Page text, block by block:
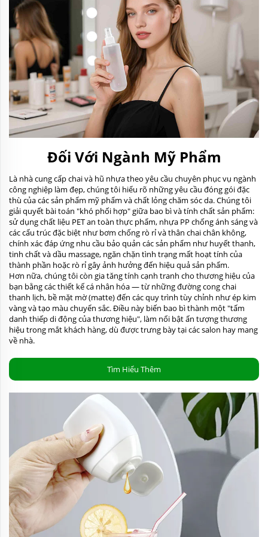
Đối Với Ngành Mỹ Phẩm
Là nhà cung cấp chai và hũ nhựa theo yêu cầu chuyên phục vụ ngành
công nghiệp làm đẹp, chúng tôi hiểu rõ những yêu cầu đóng gói đặc
thù của các sản phẩm mỹ phẩm và chất lỏng chăm sóc da. Chúng tôi
giải quyết bài toán "khó phối hợp" giữa bao bì và tính chất sản phẩm:
sử dụng chất liệu PET an toàn thực phẩm, nhựa PP chống ánh sáng và
các cấu trúc đặc biệt như bơm chống rò rỉ và thân chai chân không,
chính xác đáp ứng nhu cầu bảo quản các sản phẩm như huyết thanh,
tinh chất và dầu massage, ngăn chặn tình trạng mất hoạt tính của
thành phần hoặc rò rỉ gây ảnh hưởng đến hiệu quả sản phẩm.
Hơn nữa, chúng tôi còn gia tăng tính cạnh tranh cho thương hiệu của
bạn bằng các thiết kế cá nhân hóa — từ những đường cong chai
thanh lịch, bề mặt mờ (matte) đến các quy trình tùy chỉnh như ép kim
vàng và tạo màu chuyển sắc. Điều này biến bao bì thành một "tấm
danh thiếp di động của thương hiệu", làm nổi bật ấn tượng thương
hiệu trong mắt khách hàng, dù được trưng bày tại các salon hay mang
về nhà.
Tìm Hiểu Thêm